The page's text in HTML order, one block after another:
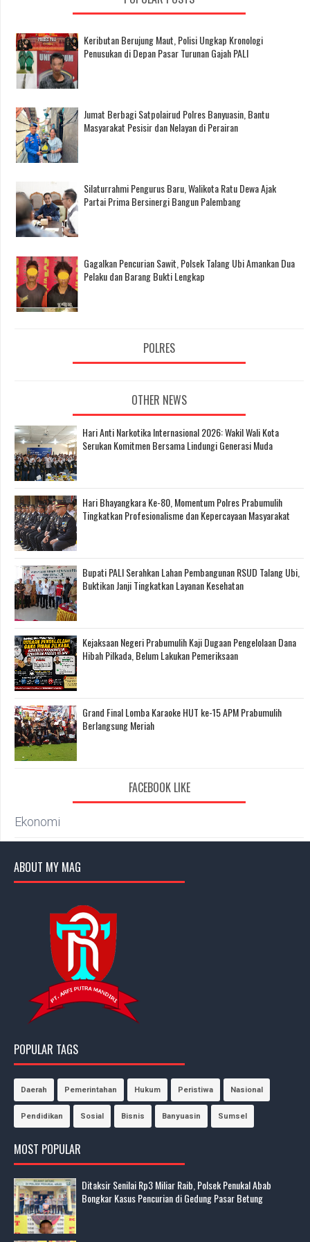
Keributan Berujung Maut, Polisi Ungkap Kronologi
Penusukan di Depan Pasar Turunan Gajah PALI
Jumat Berbagi Satpolairud Polres Banyuasin, Bantu
Masyarakat Pesisir dan Nelayan di Perairan
Silaturrahmi Pengurus Baru, Walikota Ratu Dewa Ajak
Partai Prima Bersinergi Bangun Palembang
Gagalkan Pencurian Sawit, Polsek Talang Ubi Amankan Dua
Pelaku dan Barang Bukti Lengkap
POLRES
OTHER NEWS
Hari Anti Narkotika Internasional 2026: Wakil Wali Kota
Serukan Komitmen Bersama Lindungi Generasi Muda
Hari Bhayangkara Ke-80, Momentum Polres Prabumulih
Tingkatkan Profesionalisme dan Kepercayaan Masyarakat
Bupati PALI Serahkan Lahan Pembangunan RSUD Talang Ubi,
Buktikan Janji Tingkatkan Layanan Kesehatan
Kejaksaan Negeri Prabumulih Kaji Dugaan Pengelolaan Dana
Hibah Pilkada, Belum Lakukan Pemeriksaan
Grand Final Lomba Karaoke HUT ke-15 APM Prabumulih
Berlangsung Meriah
FACEBOOK LIKE
Ekonomi
ABOUT MY MAG
POPULAR TAGS
Daerah Pemerintahan Hukum Peristiwa Nasional
Pendidikan Sosial Bisnis Banyuasin Sumsel
MOST POPULAR
Ditaksir Senilai Rp3 Miliar Raib, Polsek Penukal Abab
Bongkar Kasus Pencurian di Gedung Pasar Betung